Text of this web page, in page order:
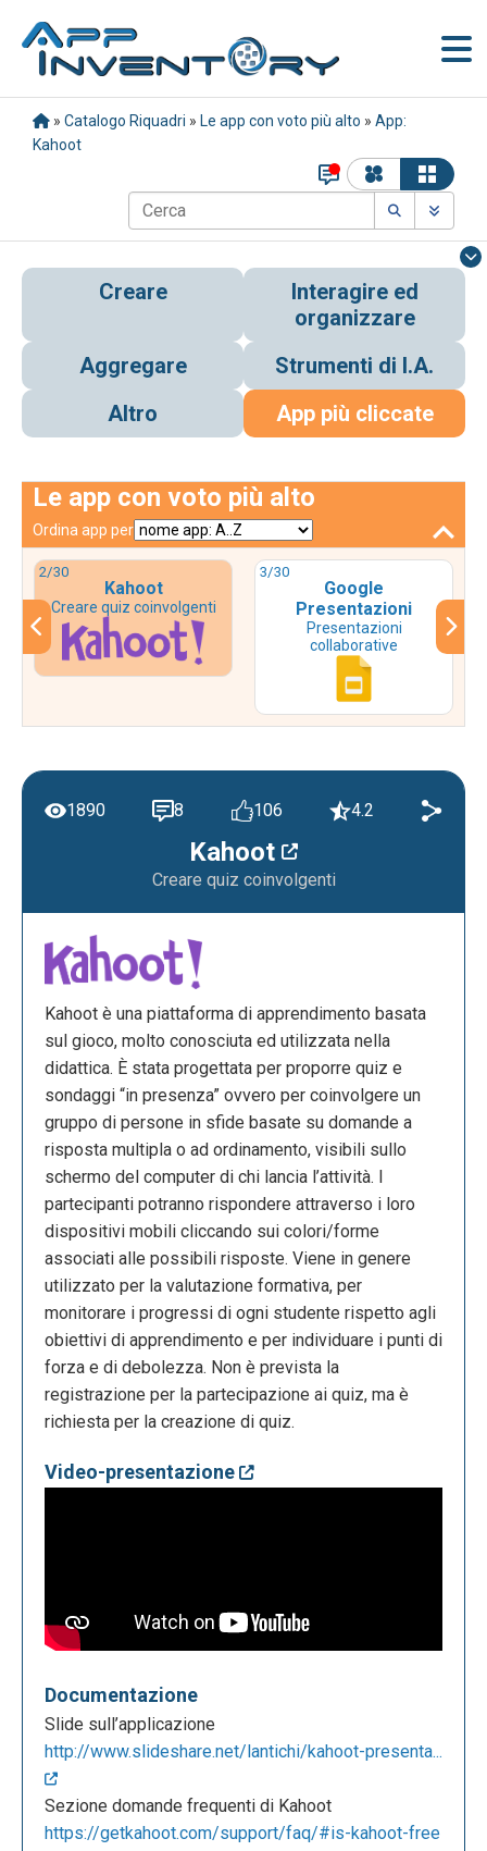
» Catalogo Riquadri » Le app con voto più alto » App:
Kahoot
Creare
Interagire ed
organizzare
Aggregare
Strumenti di I.A.
Altro
App più cliccate
Le app con voto più alto
Ordina app per
2/30
Kahoot
Creare quiz coinvolgenti
3/30
Google
Presentazioni
Presentazioni
collaborative
Kahoot
Creare quiz coinvolgenti
1890 8 106 4.2
Kahoot è una piattaforma di apprendimento basata
sul gioco, molto conosciuta ed utilizzata nella
didattica. È stata progettata per proporre quiz e
sondaggi “in presenza” ovvero per coinvolgere un
gruppo di persone in sfide basate su domande a
risposta multipla o ad ordinamento, visibili sullo
schermo del computer di chi lancia l’attività. I
partecipanti potranno rispondere attraverso i loro
dispositivi mobili cliccando sui colori/forme
associati alle possibili risposte. Viene in genere
utilizzato per la valutazione formativa, per
monitorare i progressi di ogni studente rispetto agli
obiettivi di apprendimento e per individuare i punti di
forza e di debolezza. Non è prevista la
registrazione per la partecipazione ai quiz, ma è
richiesta per la creazione di quiz.
Video-presentazione
Documentazione
Slide sull’applicazione
http://www.slideshare.net/lantichi/kahoot-presenta...
Sezione domande frequenti di Kahoot
https://getkahoot.com/support/faq/#is-kahoot-free